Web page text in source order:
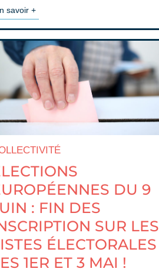
savoir +
DU 9
: FIN DES
SUR LES
ÉLECTORALES
1ER ET 3 MAI !